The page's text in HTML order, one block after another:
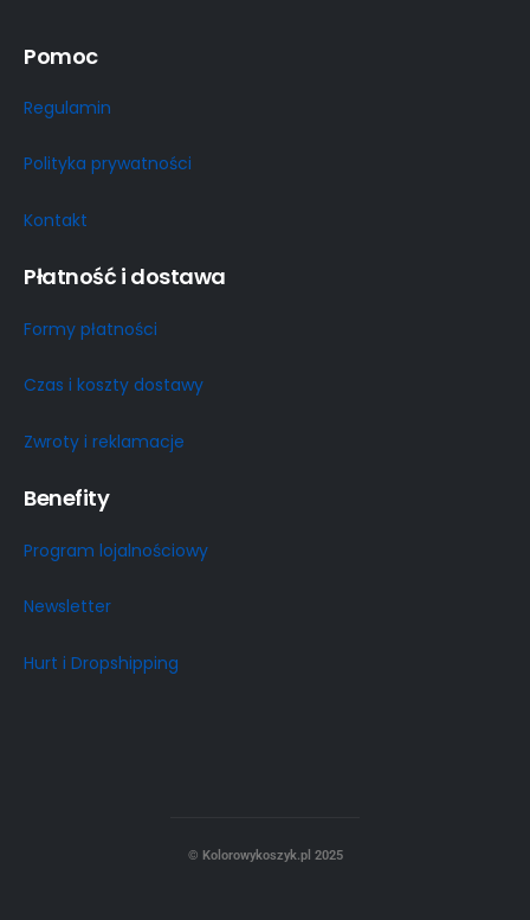
Pomoc
Regulamin
Polityka prywatności
Kontakt
Płatność i dostawa
Formy płatności
Czas i koszty dostawy
Zwroty i reklamacje
Benefity
Program lojalnościowy
Newsletter
Hurt i Dropshipping
© Kolorowykoszyk.pl 2025